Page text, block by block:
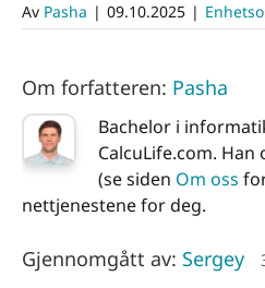
Av Pasha | 09.10.2025 |
Om forfatteren: Pasha
Bachelor i
CalcuLife.com.
(se siden Om oss
nettjenestene for deg.
Gjennomgått av: Sergey